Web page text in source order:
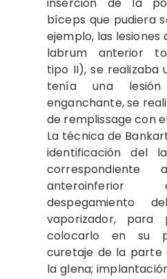
bíceps que pudiera
ejemplo, las lesiones
labrum anterior
tipo II), se realizaba
tenía una lesión
enganchante, se
de remplissage con
La técnica de
identificación del
anteroinferior
despegamiento
vaporizador,
colocarlo en su
curetaje de la parte
la glena;